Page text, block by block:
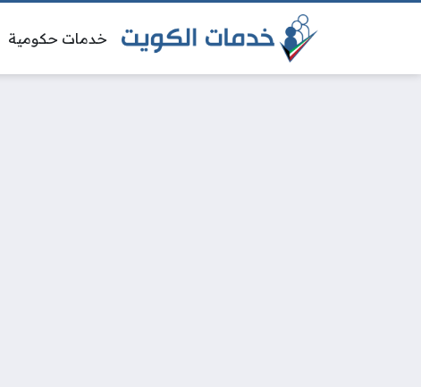
خدمات حكومية